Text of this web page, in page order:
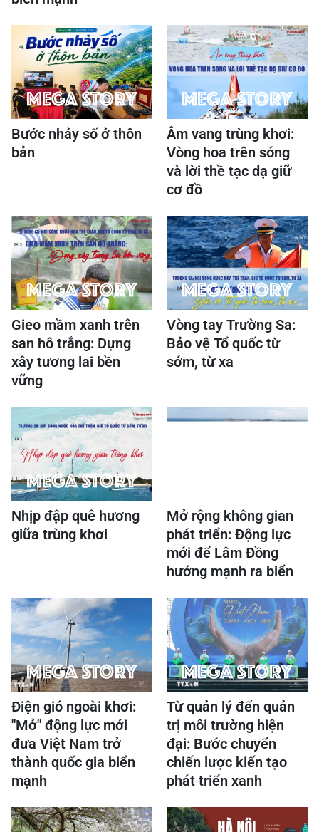
Bước nhảy số ở thôn
bản
Âm vang trùng khơi:
Vòng hoa trên sóng
và lời thề tạc dạ giữ
cơ đồ
Gieo mầm xanh trên
san hô trắng: Dựng
xây tương lai bền
vững
Vòng tay Trường Sa:
Bảo vệ Tổ quốc từ
sớm, từ xa
Nhịp đập quê hương
giữa trùng khơi
Mở rộng không gian
phát triển: Động lực
mới để Lâm Đồng
hướng mạnh ra biển
Điện gió ngoài khơi:
"Mở" động lực mới
đưa Việt Nam trở
thành quốc gia biển
mạnh
Từ quản lý đến quản
trị môi trường hiện
đại: Bước chuyển
chiến lược kiến tạo
phát triển xanh